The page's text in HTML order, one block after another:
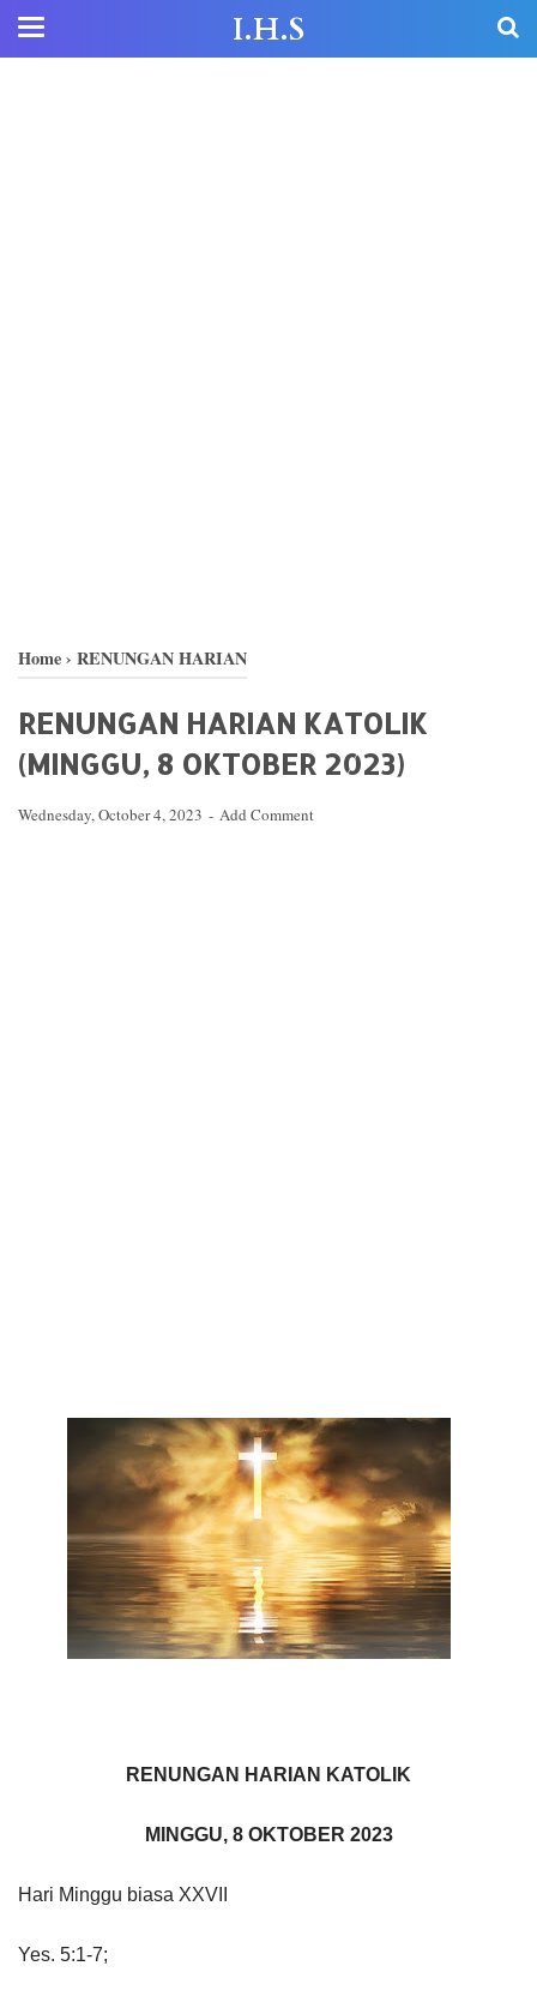
I.H.S
Home› RENUNGAN HARIAN
RENUNGAN HARIAN KATOLIK
(MINGGU, 8 OKTOBER 2023)
Wednesday, October 4, 2023 Add Comment
RENUNGAN HARIAN KATOLIK
MINGGU, 8 OKTOBER 2023
Hari Minggu biasa XXVII
Yes. 5:1-7;